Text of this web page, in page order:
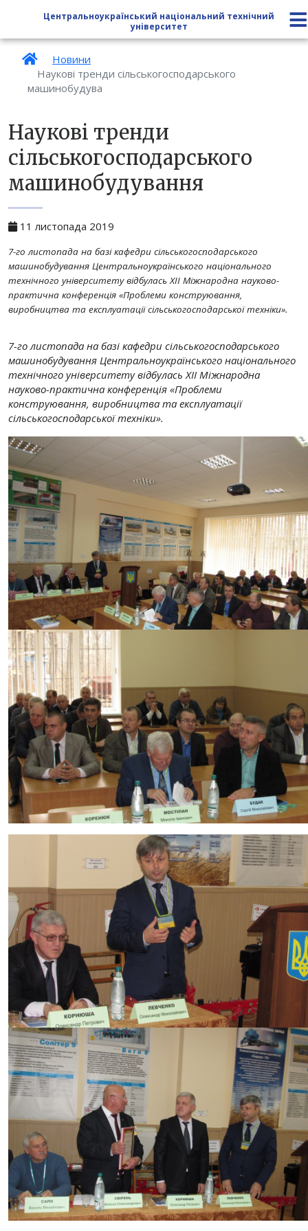
Центральноукраїнський національний технічний
університет
Новини
Наукові тренди сільськогосподарського
машинобудува
Наукові тренди
сільськогосподарського
машинобудування
11 листопада 2019
7-го листопада на базі кафедри сільськогосподарського
машинобудування Центральноукраїнського національного
технічного університету відбулась XІІ Міжнародна науково-
практична конференція «Проблеми конструювання,
виробництва та експлуатації сільськогосподарської техніки».
7-го листопада на базі кафедри сільськогосподарського
машинобудування Центральноукраїнського національного
технічного університету відбулась XІІ Міжнародна
науково-практична конференція «Проблеми
конструювання, виробництва та експлуатації
сільськогосподарської техніки».